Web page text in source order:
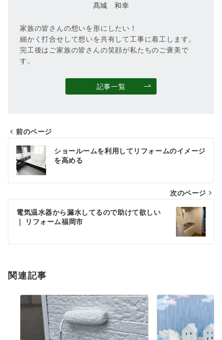
髙城 和幸
家族の皆さんの想いを形にしたい！
細かく打合せして想いを共有して工事に着工します。
完工後はご家族の皆さんの笑顔が私たちのご褒美で
す。
記事一覧
投
稿
ナ
ビ
ゲ
シ
ン
前のページ
ショールームを利用してリフォームのイメージ
を高める
次のページ
電気温水器から漏水してるので助けて欲しい
｜ リフォーム福岡市
関連記事